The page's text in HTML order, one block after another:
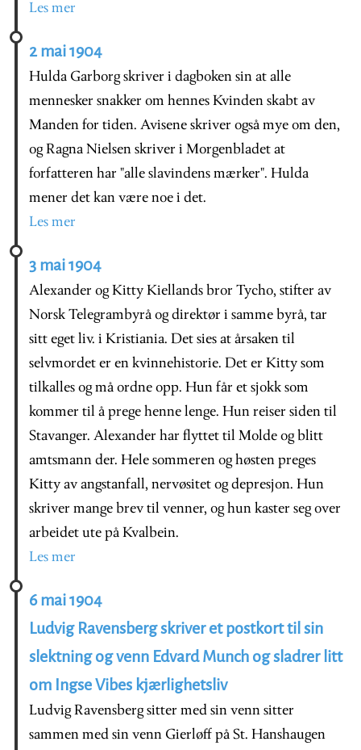
Les mer
2 mai 1904
Hulda Garborg skriver i dagboken sin at alle
mennesker snakker om hennes Kvinden skabt av
Manden for tiden. Avisene skriver også mye om den,
og Ragna Nielsen skriver i Morgenbladet at
forfatteren har "alle slavindens mærker". Hulda
mener det kan være noe i det.
Les mer
3 mai 1904
Alexander og Kitty Kiellands bror Tycho, stifter av
Norsk Telegrambyrå og direktør i samme byrå, tar
sitt eget liv. i Kristiania. Det sies at årsaken til
selvmordet er en kvinnehistorie. Det er Kitty som
tilkalles og må ordne opp. Hun får et sjokk som
kommer til å prege henne lenge. Hun reiser siden til
Stavanger. Alexander har flyttet til Molde og blitt
amtsmann der. Hele sommeren og høsten preges
Kitty av angstanfall, nervøsitet og depresjon. Hun
skriver mange brev til venner, og hun kaster seg over
arbeidet ute på Kvalbein.
Les mer
6 mai 1904
Ludvig Ravensberg skriver et postkort til sin
slektning og venn Edvard Munch og sladrer litt
om Ingse Vibes kjærlighetsliv
Ludvig Ravensberg sitter med sin venn sitter
sammen med sin venn Gierløff på St. Hanshaugen